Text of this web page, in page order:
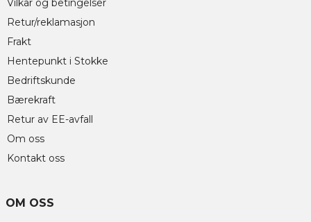
Vilkår og betingelser
Retur/reklamasjon
Frakt
Hentepunkt i Stokke
Bedriftskunde
Bærekraft
Retur av EE-avfall
Om oss
Kontakt oss
OM OSS